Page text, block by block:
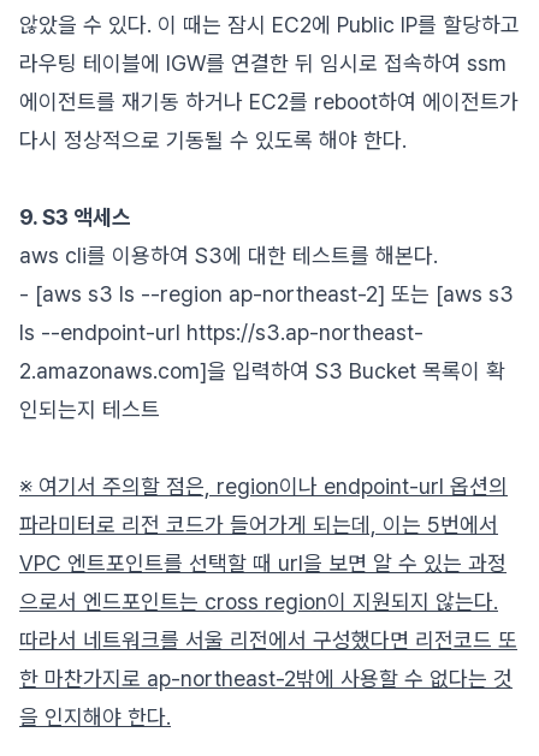
않았을 수 있다. 이 때는 잠시 EC2에 Public IP를 할당하고
라우팅 테이블에 IGW를 연결한 뒤 임시로 접속하여 ssm
에이전트를 재기동 하거나 EC2를 reboot하여 에이전트가
다시 정상적으로 기동될 수 있도록 해야 한다.
9. S3 액세스
aws cli를 이용하여 S3에 대한 테스트를 해본다.
- [aws s3 ls --region ap-northeast-2] 또는 [aws s3
ls --endpoint-url https://s3.ap-northeast-
2.amazonaws.com]을 입력하여 S3 Bucket 목록이 확
인되는지 테스트
※ 여기서 주의할 점은, region이나 endpoint-url 옵션의
파라미터로 리전 코드가 들어가게 되는데, 이는 5번에서
VPC 엔트포인트를 선택할 때 url을 보면 알 수 있는 과정
으로서 엔드포인트는 cross region이 지원되지 않는다.
따라서 네트워크를 서울 리전에서 구성했다면 리전코드 또
한 마찬가지로 ap-northeast-2밖에 사용할 수 없다는 것
을 인지해야 한다.